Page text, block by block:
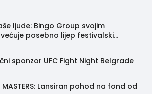
ljude: Bingo Group svojim
posebno lijep festivalski
sponzor UFC Fight Night Belgrade
MASTERS: Lansiran pohod na fond od